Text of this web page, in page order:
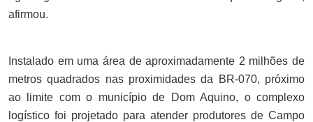
afirmou.
Instalado em uma área de aproximadamente 2 milhões de
metros quadrados nas proximidades da BR-070, próximo
ao limite com o município de Dom Aquino, o complexo
logístico foi projetado para atender produtores de Campo